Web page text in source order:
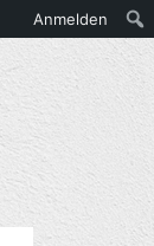
Anmelden